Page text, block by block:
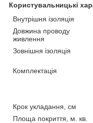
Користувальницькі
Внутрішня ізоляція
Довжина проводу
живлення
Зовнішня ізоляція
Комплектація
Крок укладання, см
Площа покриття, м. кв.